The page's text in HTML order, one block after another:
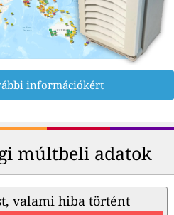
információkért
múltbeli adatok
valami hiba történt